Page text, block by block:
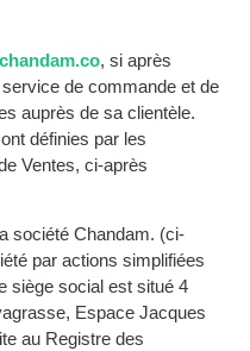
, si après
de commande et de
auprès de sa clientèle.
définies par les
Ventes, ci-après
société Chandam. (ci-
par actions simplifiées
siège social est situé 4
Espace Jacques
au Registre des